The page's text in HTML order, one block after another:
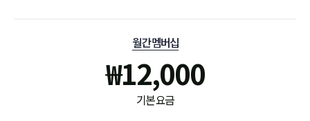
월간 멤버십
₩12,000
기본 요금